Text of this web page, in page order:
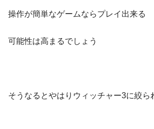
操作が簡単なゲームならプレイ出来る
可能性は高まるでしょう
そうなるとやはりウィッチャー3に絞ら